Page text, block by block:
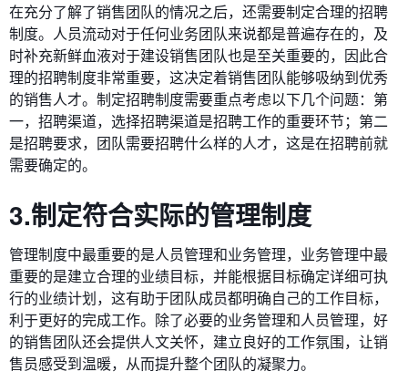
在充分了解了销售团队的情况之后，还需要制定合理的招聘
制度。人员流动对于任何业务团队来说都是普遍存在的，及
时补充新鲜血液对于建设销售团队也是至关重要的，因此合
理的招聘制度非常重要，这决定着销售团队能够吸纳到优秀
的销售人才。制定招聘制度需要重点考虑以下几个问题：第
一，招聘渠道，选择招聘渠道是招聘工作的重要环节；第二
是招聘要求，团队需要招聘什么样的人才，这是在招聘前就
需要确定的。
3.制定符合实际的管理制度
管理制度中最重要的是人员管理和业务管理，业务管理中最
重要的是建立合理的业绩目标，并能根据目标确定详细可执
行的业绩计划，这有助于团队成员都明确自己的工作目标，
利于更好的完成工作。除了必要的业务管理和人员管理，好
的销售团队还会提供人文关怀，建立良好的工作氛围，让销
售员感受到温暖，从而提升整个团队的凝聚力。